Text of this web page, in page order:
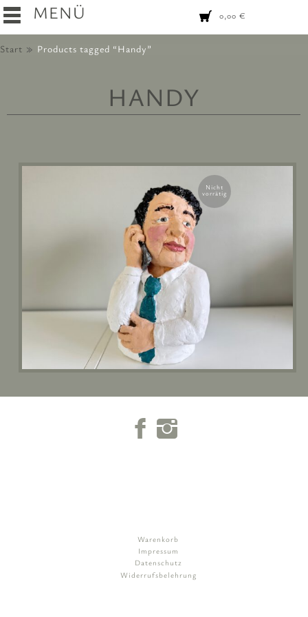
MENÜ 0,00 €
Start Products tagged “Handy”
HANDY
Nicht
vorrätig
Warenkorb
Impressum
Datenschutz
Widerrufsbelehrung